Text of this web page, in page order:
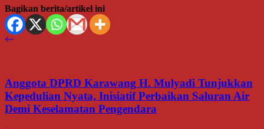
Bagikan berita/artikel ini
Anggota DPRD Karawang H. Mulyadi Tunjukkan
Kepedulian Nyata, Inisiatif Perbaikan Saluran Air
Demi Keselamatan Pengendara